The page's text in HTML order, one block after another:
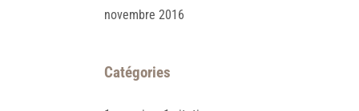
novembre 2016
Catégories